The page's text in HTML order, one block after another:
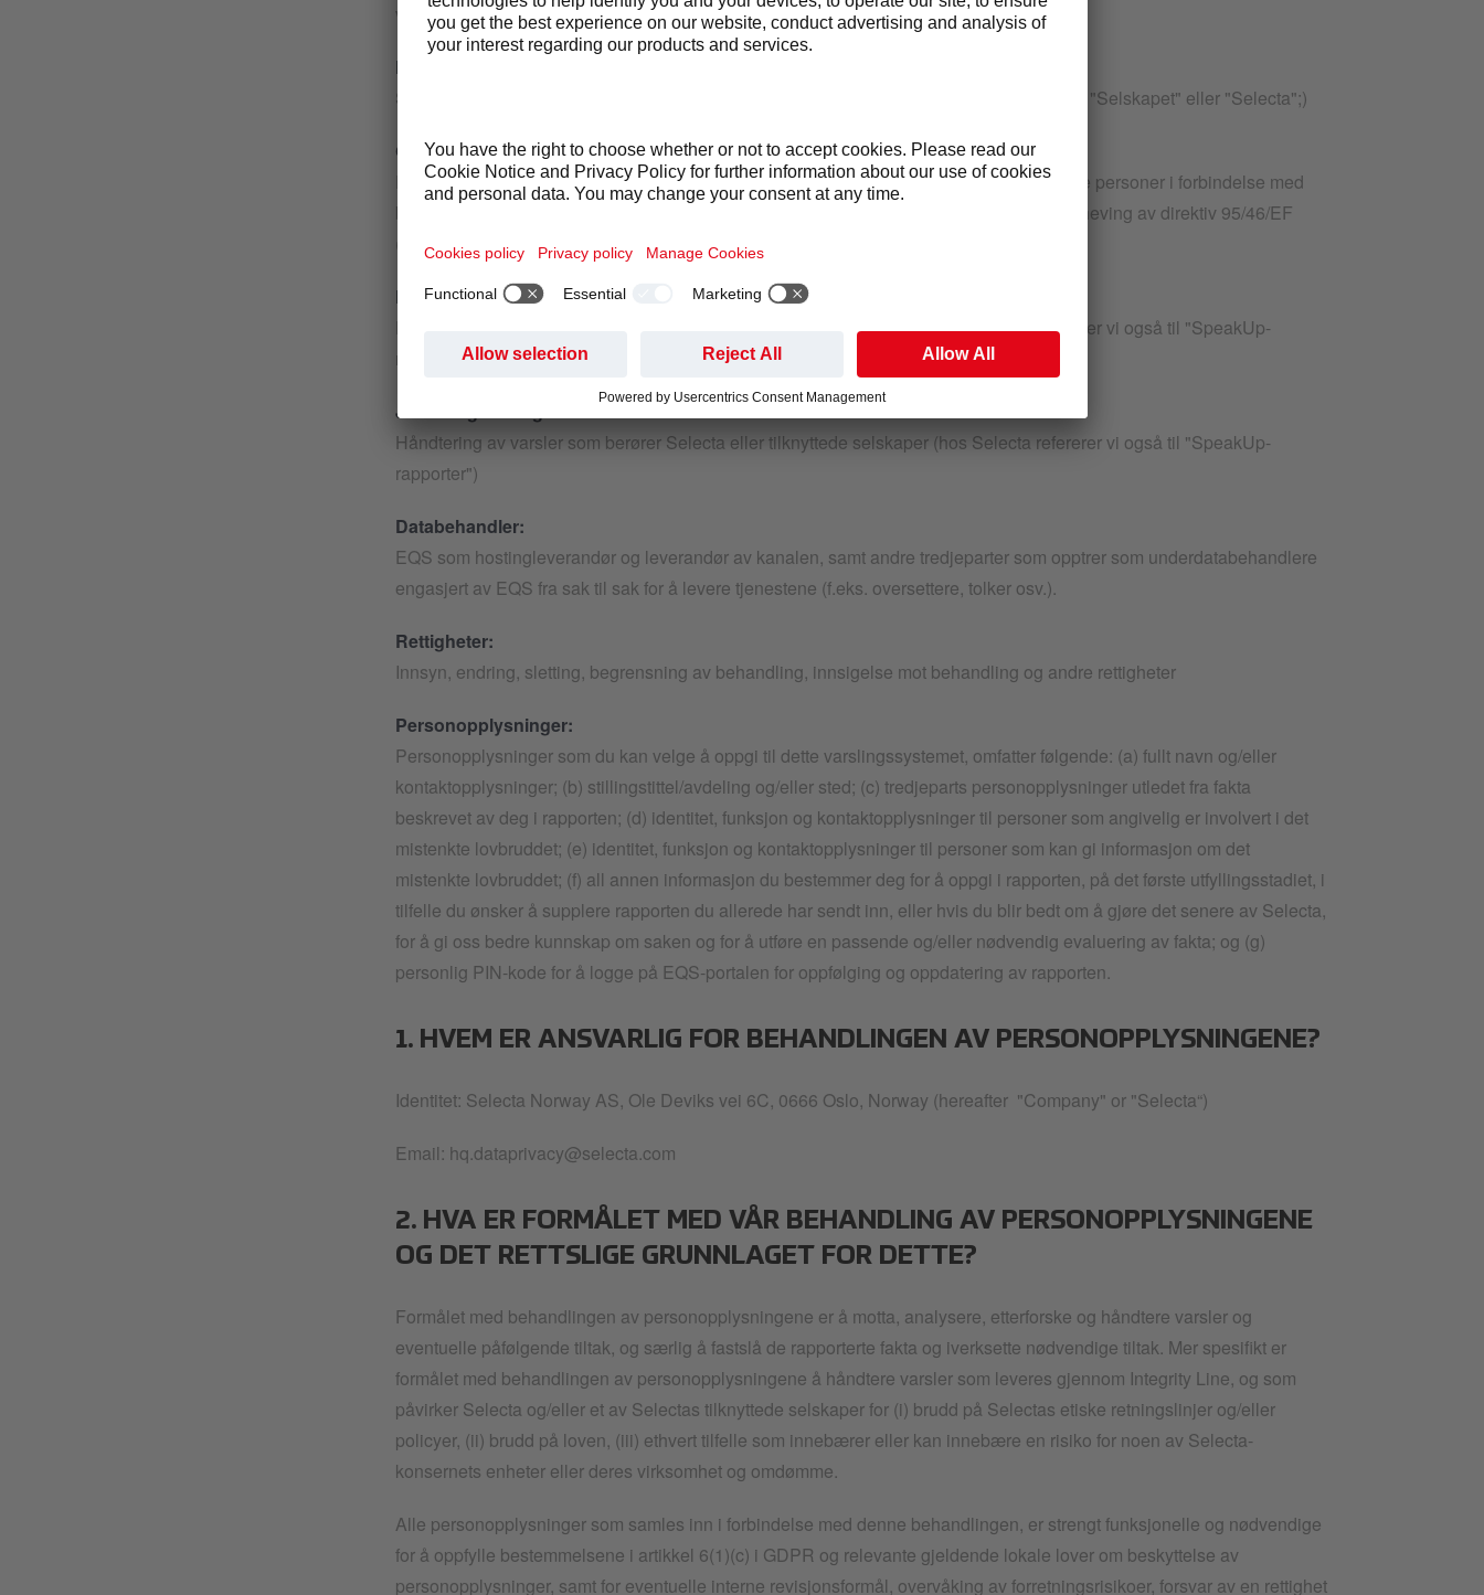
varslingssystemet.
Kontrollør:
Selecta Norway AS, Ole Deviks vei 6C, 0666 Oslo, Norway (heretter også referert til som "Selskapet" eller "Selecta";)
GDPR:
Europaparlaments- og rådsforordning (EU) 2016/679 av 27. april 2016 om vern av fysiske personer i forbindelse med
behandling av personopplysninger og om fri utveksling av slike opplysninger og om oppheving av direktiv 95/46/EF
(personvernforordningen)
Formål:
Håndtering av varsler som berører Selecta eller tilknyttede selskaper (hos Selecta refererer vi også til "SpeakUp-
rapporter");)
Juridisk grunnlag:
Håndtering av varsler som berører Selecta eller tilknyttede selskaper (hos Selecta refererer vi også til "SpeakUp-
rapporter")
Databehandler:
EQS som hostingleverandør og leverandør av kanalen, samt andre tredjeparter som opptrer som underdatabehandlere
engasjert av EQS fra sak til sak for å levere tjenestene (f.eks. oversettere, tolker osv.).
Rettigheter:
Innsyn, endring, sletting, begrensning av behandling, innsigelse mot behandling og andre rettigheter
Personopplysninger:
Personopplysninger som du kan velge å oppgi til dette varslingssystemet, omfatter følgende: (a) fullt navn og/eller
kontaktopplysninger; (b) stillingstittel/avdeling og/eller sted; (c) tredjeparts personopplysninger utledet fra fakta
beskrevet av deg i rapporten; (d) identitet, funksjon og kontaktopplysninger til personer som angivelig er involvert i det
mistenkte lovbruddet; (e) identitet, funksjon og kontaktopplysninger til personer som kan gi informasjon om det
mistenkte lovbruddet; (f) all annen informasjon du bestemmer deg for å oppgi i rapporten, på det første utfyllingsstadiet, i
tilfelle du ønsker å supplere rapporten du allerede har sendt inn, eller hvis du blir bedt om å gjøre det senere av Selecta,
for å gi oss bedre kunnskap om saken og for å utføre en passende og/eller nødvendig evaluering av fakta; og (g)
personlig PIN-kode for å logge på EQS-portalen for oppfølging og oppdatering av rapporten.
1. HVEM ER ANSVARLIG FOR BEHANDLINGEN AV PERSONOPPLYSNINGENE?
Identitet: Selecta Norway AS, Ole Deviks vei 6C, 0666 Oslo, Norway (hereafter "Company" or "Selecta“)
Email: hq.dataprivacy@selecta.com
2. HVA ER FORMÅLET MED VÅR BEHANDLING AV PERSONOPPLYSNINGENE
OG DET RETTSLIGE GRUNNLAGET FOR DETTE?
Formålet med behandlingen av personopplysningene er å motta, analysere, etterforske og håndtere varsler og
eventuelle påfølgende tiltak, og særlig å fastslå de rapporterte fakta og iverksette nødvendige tiltak. Mer spesifikt er
formålet med behandlingen av personopplysningene å håndtere varsler som leveres gjennom Integrity Line, og som
påvirker Selecta og/eller et av Selectas tilknyttede selskaper for (i) brudd på Selectas etiske retningslinjer og/eller
policyer, (ii) brudd på loven, (iii) ethvert tilfelle som innebærer eller kan innebære en risiko for noen av Selecta-
konsernets enheter eller deres virksomhet og omdømme.
Alle personopplysninger som samles inn i forbindelse med denne behandlingen, er strengt funksjonelle og nødvendige
for å oppfylle bestemmelsene i artikkel 6(1)(c) i GDPR og relevante gjeldende lokale lover om beskyttelse av
personopplysninger, samt for eventuelle interne revisjonsformål, overvåking av forretningsrisikoer, forsvar av en rettighet